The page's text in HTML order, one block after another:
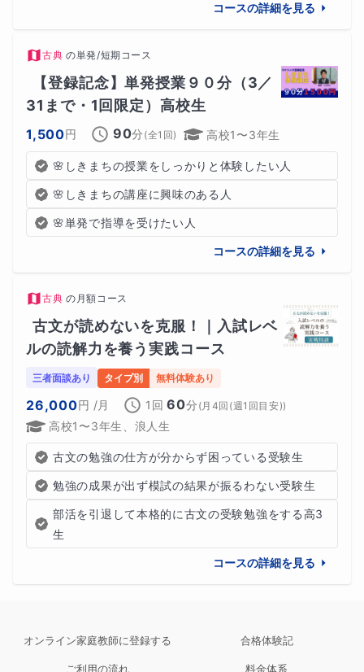
コースの詳細を見る
古典 の単発/短期コース
【登録記念】単発授業９０分（3／
31まで・1回限定）高校生
1,500円 90分 (全1 回) 高校1〜3年生
🌸しきまちの授業をしっかりと体験したい人
🌸しきまちの講座に興味のある人
🌸単発で指導を受けたい人
コースの詳細を見る
古典 の 月額コース
古文が読めないを克服！｜入試レベ
ルの読解力を養う実践コース
三者面談あり タイプ別 無料体験あり
26,000円 /月 1回 60分 (月4回(週1回目安))
高校1〜3年生、浪人生
古文の勉強の仕方が分からず困っている受験生
勉強の成果が出ず模試の結果が振るわない受験生
部活を引退して本格的に古文の受験勉強をする高3
生
コースの詳細を見る
オンライン家庭教師に登録する 合格体験記
ご利用の流れ 料金体系